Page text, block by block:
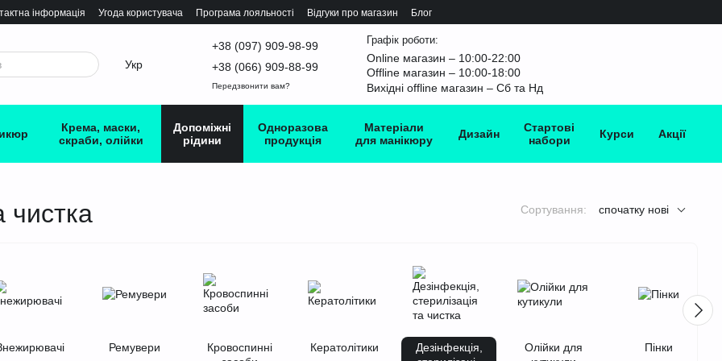
інформація Угода користувача Програма лояльності Відгуки про магазин Блог
Укр
+38 (097) 909-98-99
+38 (066) 909-88-99
Передзвонити вам?
Графік роботи:
Online магазин – 10:00-22:00
Offline магазин – 10:00-18:00
Вихідні offline магазин – Сб та Нд
Крема, маски,
скраби, олійки
Допоміжні
рідини
Одноразова
продукція
Матеріали
для манікюру
Дизайн
Стартові
набори
Курси Акції
чистка Сортування: спочатку нові
Ремувери
Кровоспинні
Кератолітики
Дезінфекція,
Олійки для
Пінки